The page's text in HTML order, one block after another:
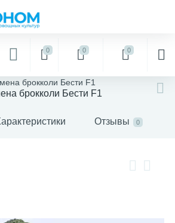
0 0 0
брокколи Бести F1
брокколи Бести F1
Отзывы 0